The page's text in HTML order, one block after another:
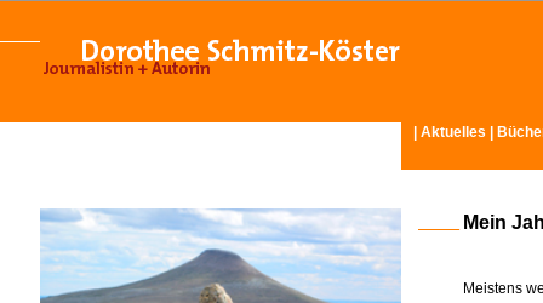
Aktuelles
Mein
Meistens